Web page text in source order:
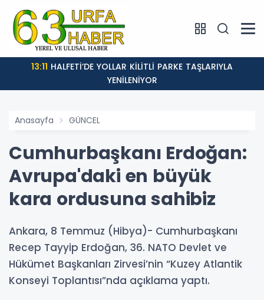
13:11
YENİLENİYOR
Anasayfa GÜNCEL
Cumhurbaşkanı Erdoğan:
Avrupa'daki en büyük
kara ordusuna sahibiz
Ankara, 8 Temmuz (Hibya)- Cumhurbaşkanı
Recep Tayyip Erdoğan, 36. NATO Devlet ve
Hükümet Başkanları Zirvesi’nin “Kuzey Atlantik
Konseyi Toplantısı”nda açıklama yaptı.